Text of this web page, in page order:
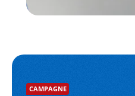
CAMPAGNE